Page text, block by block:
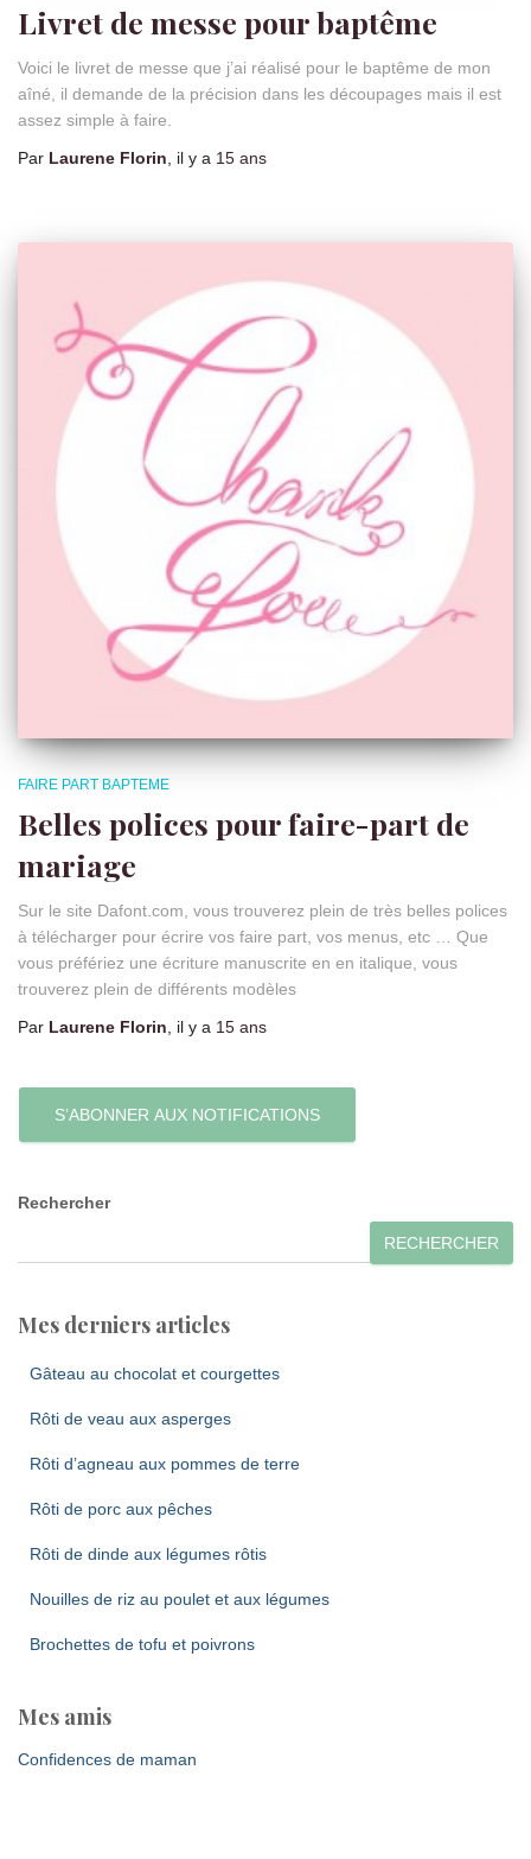
Livret de messe pour baptême
Voici le livret de messe que j’ai réalisé pour le baptême de mon
aîné, il demande de la précision dans les découpages mais il est
assez simple à faire.
Par Laurene Florin , il y a 15 ans
FAIRE PART BAPTEME
Belles polices pour faire-part de
mariage
Sur le site Dafont.com, vous trouverez plein de très belles polices
à télécharger pour écrire vos faire part, vos menus, etc … Que
vous préfériez une écriture manuscrite en en italique, vous
trouverez plein de différents modèles
Par Laurene Florin , il y a 15 ans
S’ABONNER AUX NOTIFICATIONS
Rechercher
RECHERCHER
Mes derniers articles
Gâteau au chocolat et courgettes
Rôti de veau aux asperges
Rôti d’agneau aux pommes de terre
Rôti de porc aux pêches
Rôti de dinde aux légumes rôtis
Nouilles de riz au poulet et aux légumes
Brochettes de tofu et poivrons
Mes amis
Confidences de maman